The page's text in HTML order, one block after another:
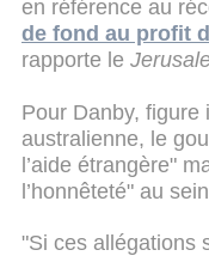
en référence au
de fond au profit
rapporte le
Pour Danby, figure
australienne, le
l’aide étrangère"
l’honnêteté" au
"Si ces allégations